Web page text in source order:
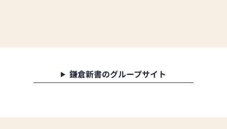
鎌倉新書のグループサイト